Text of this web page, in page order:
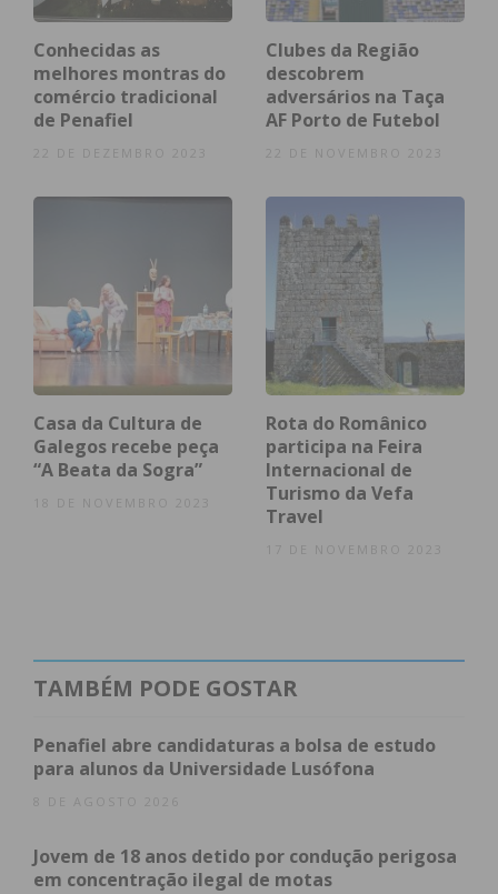
Imediato
Assine nossa newsletter por e-mail e
obtenha de forma regular a informação
atualizada.
Eu li e concordo com os termos e
condições
Conhecidas as
melhores montras do
comércio tradicional
de Penafiel
Clubes da Região
descobrem
adversários na Taça
AF Porto de Futebol
Casa da Cultura de
Galegos recebe peça
“A Beata da Sogra”
Rota do Românico
participa na Feira
Internacional de
Turismo da Vefa
Travel
17 DE NOVEMBRO 2023
TAMBÉM PODE GOSTAR
Penafiel abre candidaturas a bolsa de estudo
para alunos da Universidade Lusófona
8 DE AGOSTO 2026
Jovem de 18 anos detido por condução perigosa
em concentração ilegal de motas